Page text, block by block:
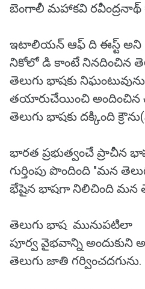
బెంగాలీ మహాకవి రవీంద్రనాథ్
ఇటాలియన్ ఆఫ్ ది ఈస్ట్ అని
నికోలో డి కాంటే నినదించిన
తెలుగు భాషకు నిఘంటువును
తయారుచేయించి అందించిన
తెలుగు భాషకు దక్కింది
భారత ప్రభుత్వంచే ప్రాచీన
గుర్తింపు పొందింది "మన
భేషైన భాషగా నిలిచింది మన
తెలుగు భాష మునుపటిలా
పూర్వ వైభవాన్ని అందుకుని
తెలుగు జాతి గర్వించదగును.